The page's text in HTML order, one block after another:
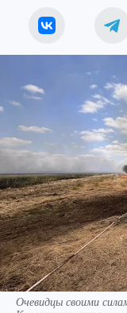
Очевидцы своими